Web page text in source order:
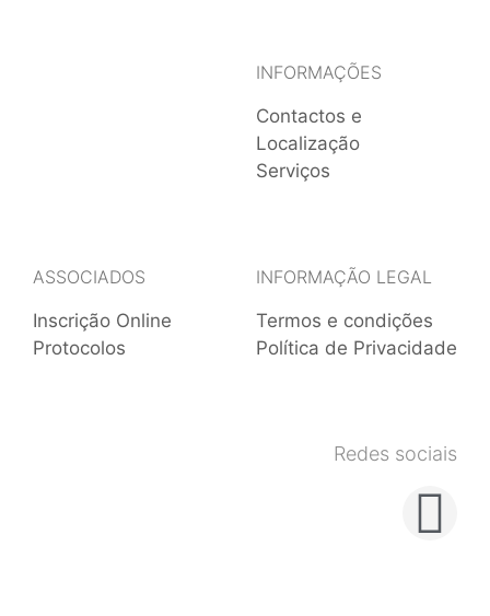
INFORMAÇÕES
Contactos e
Localização
Serviços
ASSOCIADOS
Inscrição Online
Protocolos
INFORMAÇÃO LEGAL
Termos e condições
Política de Privacidade
Redes sociais